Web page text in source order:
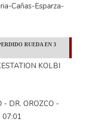
Cañas-Esparza-
RUEDA EN 3
KOLBI
- DR. OROZCO -
07:01